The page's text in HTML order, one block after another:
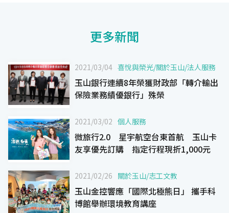
更多新聞
2021/03/04 喜悅與榮光/關於玉山/法人服務
玉山銀行連續8年榮獲財政部「轉介輸出
保險業務績優銀行」殊榮
2021/03/02 個人服務
微旅行2.0 星宇航空台東首航 玉山卡
友享優先訂購 指定行程現折1,000元
2021/02/26 關於玉山/志工文教
玉山金控響應「國際北極熊日」 攜手科
博館舉辦環境教育講座